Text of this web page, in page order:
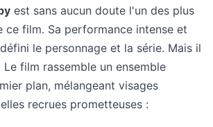
est sans aucun doute l'un des plus
ce film. Sa performance intense et
le personnage et la série. Mais il
Le film rassemble un ensemble
plan, mélangeant visages
recrues prometteuses :